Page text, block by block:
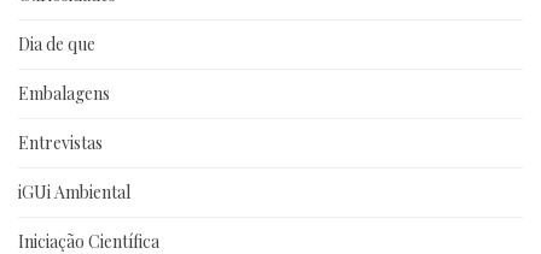
Dia de que
Embalagens
Entrevistas
iGUi Ambiental
Iniciação Científica